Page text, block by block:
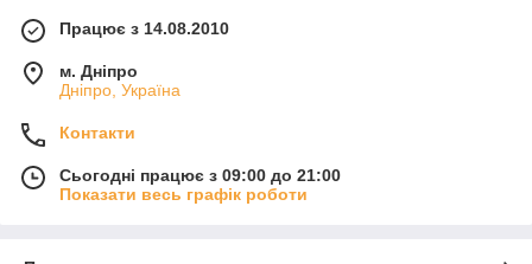
Працює з 14.08.2010
м. Дніпро
Дніпро, Україна
Контакти
Сьогодні працює з 09:00 до 21:00
Показати весь графік роботи